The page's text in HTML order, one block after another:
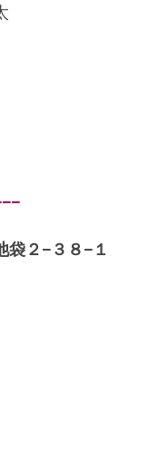
袋２−３８−１